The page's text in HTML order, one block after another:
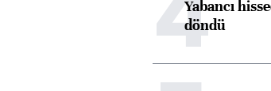
Yabancı
döndü